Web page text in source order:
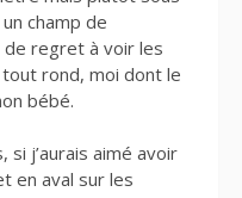
champ de
de regret à voir les
rond, moi dont le
bébé.
j’aurais aimé avoir
en aval sur les